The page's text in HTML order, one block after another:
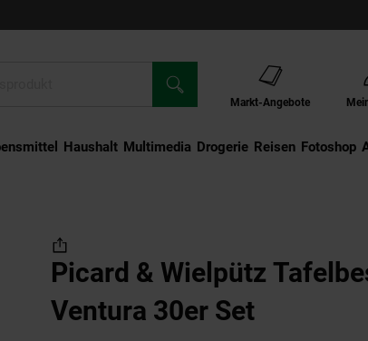
Markt-Angebote
Haushalt Multimedia Drogerie Externer Link:
Reisen Externer
Fotoshop
Picard & Wielpütz
Ventura 30er Set